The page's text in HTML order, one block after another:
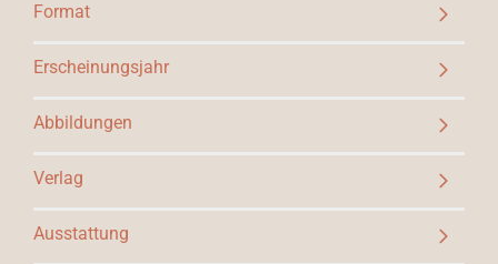
Format
Erscheinungsjahr
Abbildungen
Verlag
Ausstattung